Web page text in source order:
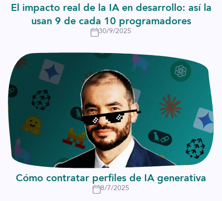
El impacto real de la IA en desarrollo: así la
usan 9 de cada 10 programadores
30/9/2025
Cómo contratar perfiles de IA generativa
8/7/2025